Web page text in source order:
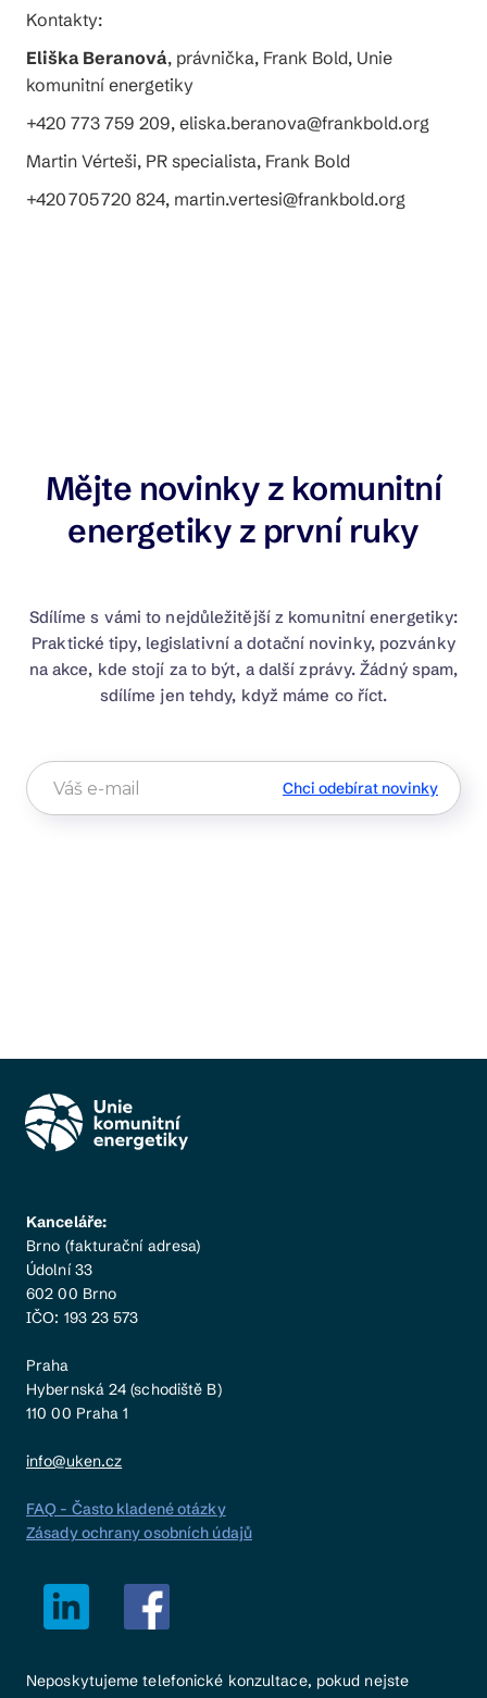
Kontakty:
Eliška Beranová, právnička, Frank Bold, Unie
komunitní energetiky
+420 773 759 209, eliska.beranova@frankbold.org
Martin Vérteši, PR specialista, Frank Bold
+420 705 720 824, martin.vertesi@frankbold.org
Mějte novinky z komunitní
energetiky z první ruky
Sdílíme s vámi to nejdůležitější z komunitní energetiky:
Praktické tipy, legislativní a dotační novinky, pozvánky
na akce, kde stojí za to být, a další zprávy. Žádný spam,
sdílíme jen tehdy, když máme co říct.
Kanceláře:
Brno (fakturační adresa)
Údolní 33
602 00 Brno
IČO: 193 23 573
Praha
Hybernská 24 (schodiště B)
110 00 Praha 1
info@uken.cz
FAQ - Často kladené otázky
Zásady ochrany osobních údajů
Neposkytujeme telefonické konzultace, pokud nejste